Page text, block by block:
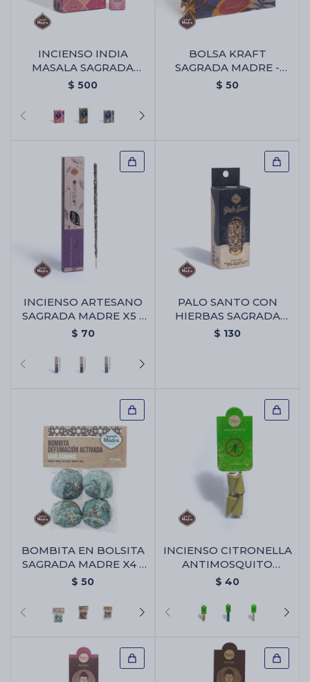
INCIENSO INDIA
MASALA SAGRADA
MADRE X12 - Alma
$ 500
BOLSA KRAFT
SAGRADA MADRE -
Bolsa Kraft Sagrada
$ 50
INCIENSO ARTESANO
SAGRADA MADRE X5 -
Palo Santo/lavanda
$ 70
PALO SANTO CON
HIERBAS SAGRADA
MADRE X1 - Palo Santo
$ 130
BOMBITA EN BOLSITA
SAGRADA MADRE X4 -
Abre Camino
$ 50
INCIENSO CITRONELLA
ANTIMOSQUITO
SAGRADA MADRE -
$ 40